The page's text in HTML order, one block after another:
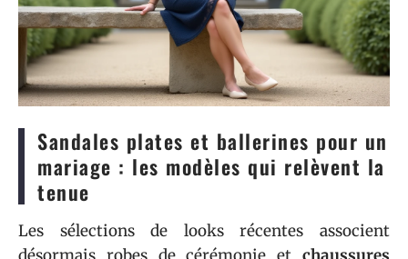
Sandales plates et ballerines pour un
mariage : les modèles qui relèvent la
tenue
Les sélections de looks récentes associent